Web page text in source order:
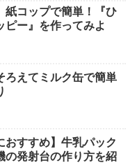
紙コップで簡単！『ひ
ピー』を作ってみよ
ろえてミルク缶で簡単
おすすめ】牛乳パック
の発射台の作り方を紹